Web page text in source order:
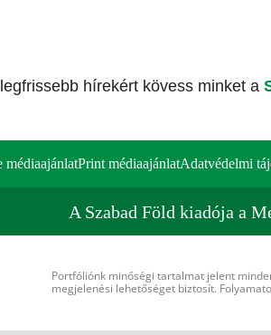
hírekért kövess minket a
médiaajánlatPrint médiaajánlatAdatvédelmi
A Szabad Föld kiadója a
Portfóliónk minőségi tartalmat jelent
megjelenési lehetőséget biztosít.